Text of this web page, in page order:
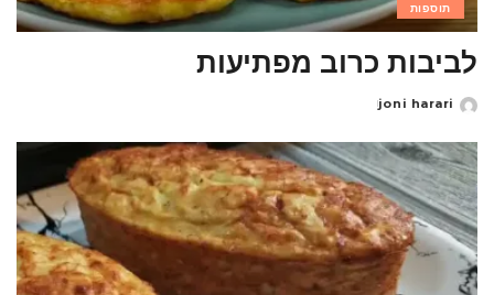
תוספות
לביבות כרוב מפתיעות
Posted
joni harari